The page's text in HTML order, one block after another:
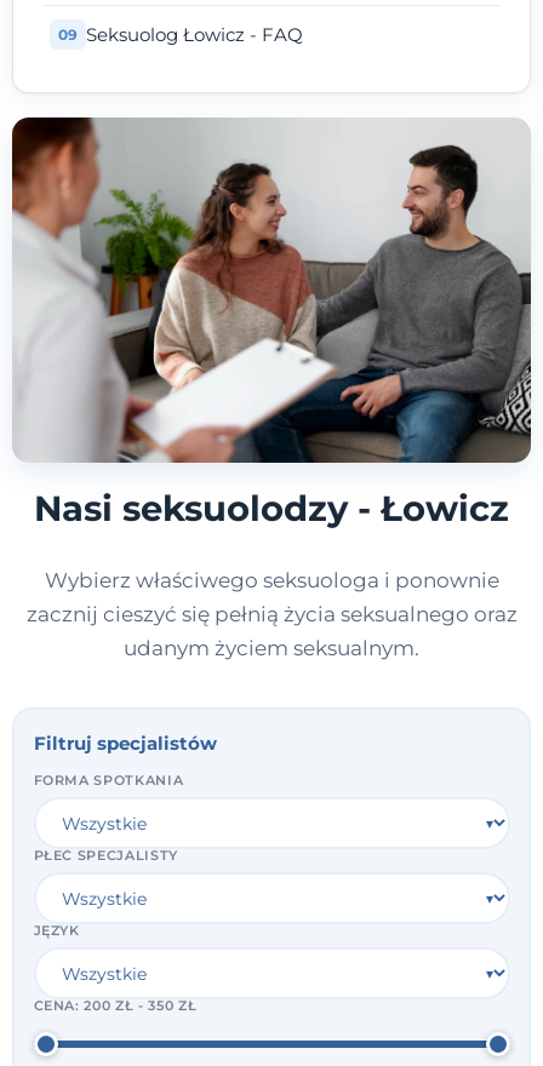
Seksuolog Łowicz - FAQ
Nasi seksuolodzy - Łowicz
Wybierz właściwego seksuologa i ponownie
zacznij cieszyć się pełnią życia seksualnego oraz
udanym życiem seksualnym.
Filtruj specjalistów
FORMA SPOTKANIA
PŁEĆ SPECJALISTY
JĘZYK
CENA:200 ZŁ - 350 ZŁ